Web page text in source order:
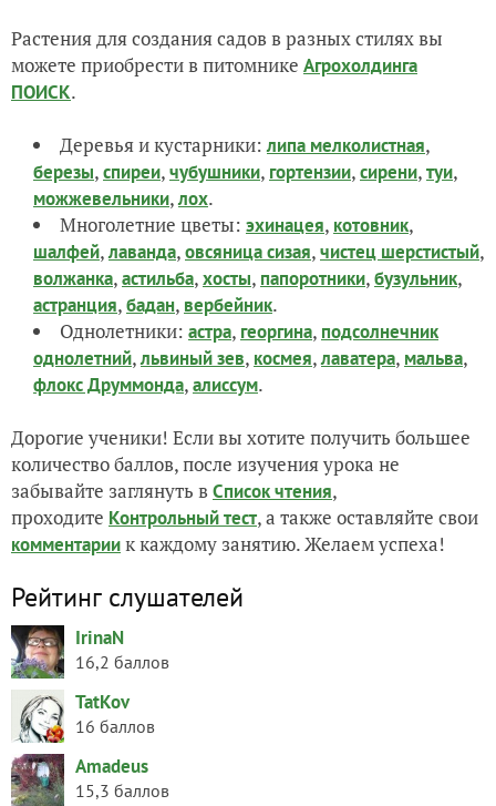
Растения для создания садов в разных стилях вы
можете приобрести в питомнике Агрохолдинга
ПОИСК.
Деревья и кустарники:липа мелколистная,
березы,спиреи,чубушники, гортензии,сирени,туи,
можжевельники,лох.
Многолетние цветы: эхинацея, котовник,
шалфей,лаванда,овсяница сизая,чистец шерстистый,
волжанка,астильба,хосты, папоротники,бузульник,
астранция,бадан, вербейник.
Однолетники: астра, георгина, подсолнечник
однолетний,львиный зев, космея,лаватера, мальва,
флокс Друммонда,алиссум.
Дорогие ученики! Если вы хотите получить большее
количество баллов, после изучения урока не
забывайте заглянуть вСписок чтения,
проходите Контрольный тест, а также оставляйте свои
комментариик каждому занятию. Желаем успеха!
Рейтинг слушателей
IrinaN
16,2 баллов
TatKov
16 баллов
Amadeus
15,3 баллов